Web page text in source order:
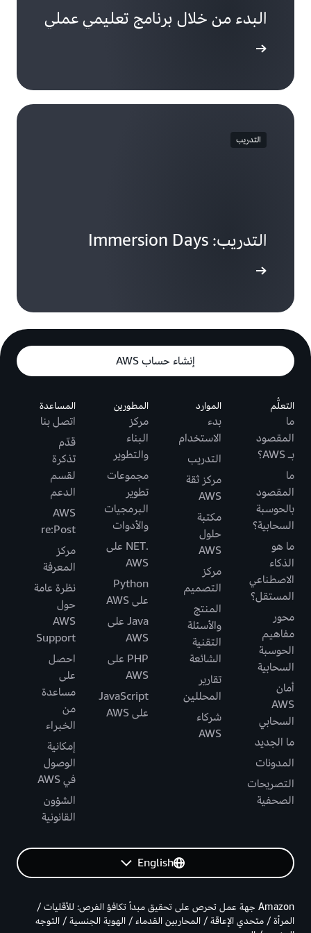
البدء من خلال برنامج تعليمي عملي
التدريب
التدريب: Immersion Days
إنشاء حساب AWS
التعلُّم
ما
المقصود
بـ AWS؟
ما
المقصود
بالحوسبة
السحابية؟
ما هو
الذكاء
الاصطناعي
المستقل؟
محور
مفاهيم
الحوسبة
السحابية
أمان
AWS
السحابي
ما الجديد
المدونات
التصريحات
الصحفية
الموارد
بدء
الاستخدام
التدريب
مركز ثقة
AWS
مكتبة
حلول
AWS
مركز
التصميم
المنتج
والأسئلة
التقنية
الشائعة
تقارير
المحللين
شركاء
AWS
المطورين
مركز
البناء
والتطوير
مجموعات
تطوير
البرمجيات
والأدوات
.NET على
AWS
Python
على AWS
Java على
AWS
PHP على
AWS
JavaScript
على AWS
المساعدة
اتصل بنا
قدّم
تذكرة
لقسم
الدعم
AWS
re:Post
مركز
المعرفة
نظرة عامة
حول
AWS
Support
احصل
على
مساعدة
من
الخبراء
إمكانية
الوصول
في AWS
الشؤون
القانونية
English
Amazon جهة عمل تحرص على تحقيق مبدأ تكافؤ الفرص: للأقليات /
المرأة / متحدي الإعاقة / المحاربين القدماء / الهوية الجنسية / التوجه